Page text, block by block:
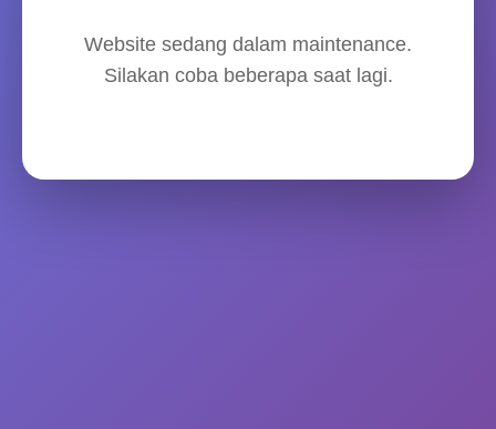
Website sedang dalam maintenance.
Silakan coba beberapa saat lagi.